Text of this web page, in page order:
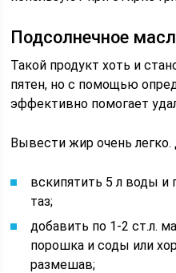
Подсолнечное
Такой продукт хоть и
пятен, но с помощью
эффективно помогает
Вывести жир очень легко.
вскипятить 5 л воды и
таз;
добавить по 1-2 ст.л.
порошка и соды или
размешав;